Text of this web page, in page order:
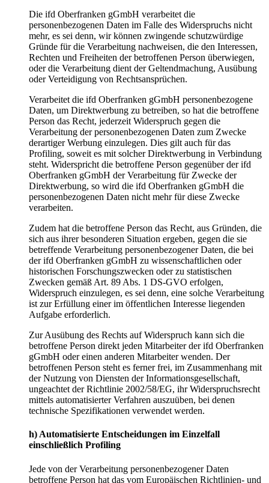
Die ifd Oberfranken gGmbH verarbeitet die
personenbezogenen Daten im Falle des Widerspruchs nicht
mehr, es sei denn, wir können zwingende schutzwürdige
Gründe für die Verarbeitung nachweisen, die den Interessen,
Rechten und Freiheiten der betroffenen Person überwiegen,
oder die Verarbeitung dient der Geltendmachung, Ausübung
oder Verteidigung von Rechtsansprüchen.
Verarbeitet die ifd Oberfranken gGmbH personenbezogene
Daten, um Direktwerbung zu betreiben, so hat die betroffene
Person das Recht, jederzeit Widerspruch gegen die
Verarbeitung der personenbezogenen Daten zum Zwecke
derartiger Werbung einzulegen. Dies gilt auch für das
Profiling, soweit es mit solcher Direktwerbung in Verbindung
steht. Widerspricht die betroffene Person gegenüber der ifd
Oberfranken gGmbH der Verarbeitung für Zwecke der
Direktwerbung, so wird die ifd Oberfranken gGmbH die
personenbezogenen Daten nicht mehr für diese Zwecke
verarbeiten.
Zudem hat die betroffene Person das Recht, aus Gründen, die
sich aus ihrer besonderen Situation ergeben, gegen die sie
betreffende Verarbeitung personenbezogener Daten, die bei
der ifd Oberfranken gGmbH zu wissenschaftlichen oder
historischen Forschungszwecken oder zu statistischen
Zwecken gemäß Art. 89 Abs. 1 DS-GVO erfolgen,
Widerspruch einzulegen, es sei denn, eine solche Verarbeitung
ist zur Erfüllung einer im öffentlichen Interesse liegenden
Aufgabe erforderlich.
Zur Ausübung des Rechts auf Widerspruch kann sich die
betroffene Person direkt jeden Mitarbeiter der ifd Oberfranken
gGmbH oder einen anderen Mitarbeiter wenden. Der
betroffenen Person steht es ferner frei, im Zusammenhang mit
der Nutzung von Diensten der Informationsgesellschaft,
ungeachtet der Richtlinie 2002/58/EG, ihr Widerspruchsrecht
mittels automatisierter Verfahren auszuüben, bei denen
technische Spezifikationen verwendet werden.
h) Automatisierte Entscheidungen im Einzelfall
einschließlich Profiling
Jede von der Verarbeitung personenbezogener Daten
betroffene Person hat das vom Europäischen Richtlinien- und